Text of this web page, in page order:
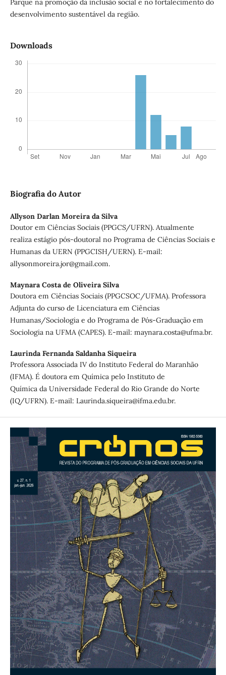
Parque na promoção da inclusão social e no fortalecimento do
desenvolvimento sustentável da região.
Downloads
Biografia do Autor
Allyson Darlan Moreira da Silva
Doutor em Ciências Sociais (PPGCS/UFRN). Atualmente
realiza estágio pós-doutoral no Programa de Ciências Sociais e
Humanas da UERN (PPGCISH/UERN). E-mail:
allysonmoreira.jor@gmail.com.
Maynara Costa de Oliveira Silva
Doutora em Ciências Sociais (PPGCSOC/UFMA). Professora
Adjunta do curso de Licenciatura em Ciências
Humanas/Sociologia e do Programa de Pós-Graduação em
Sociologia na UFMA (CAPES). E-mail: maynara.costa@ufma.br.
Laurinda Fernanda Saldanha Siqueira
Professora Associada IV do Instituto Federal do Maranhão
(IFMA). É doutora em Química pelo Instituto de
Química da Universidade Federal do Rio Grande do Norte
(IQ/UFRN). E-mail: Laurinda.siqueira@ifma.edu.br.